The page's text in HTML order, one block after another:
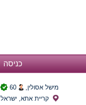
כניסה
מישל אסולין,
60
קריית אתא, ישראל